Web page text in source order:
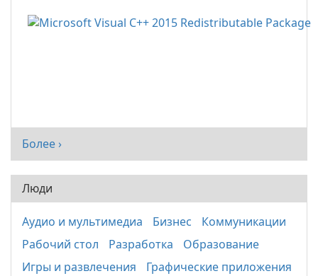
Более ›
Люди
Аудио и мультимедиа Бизнес
Коммуникации
Рабочий стол
Разработка
Образование
Игры и развлечения
Графические приложения